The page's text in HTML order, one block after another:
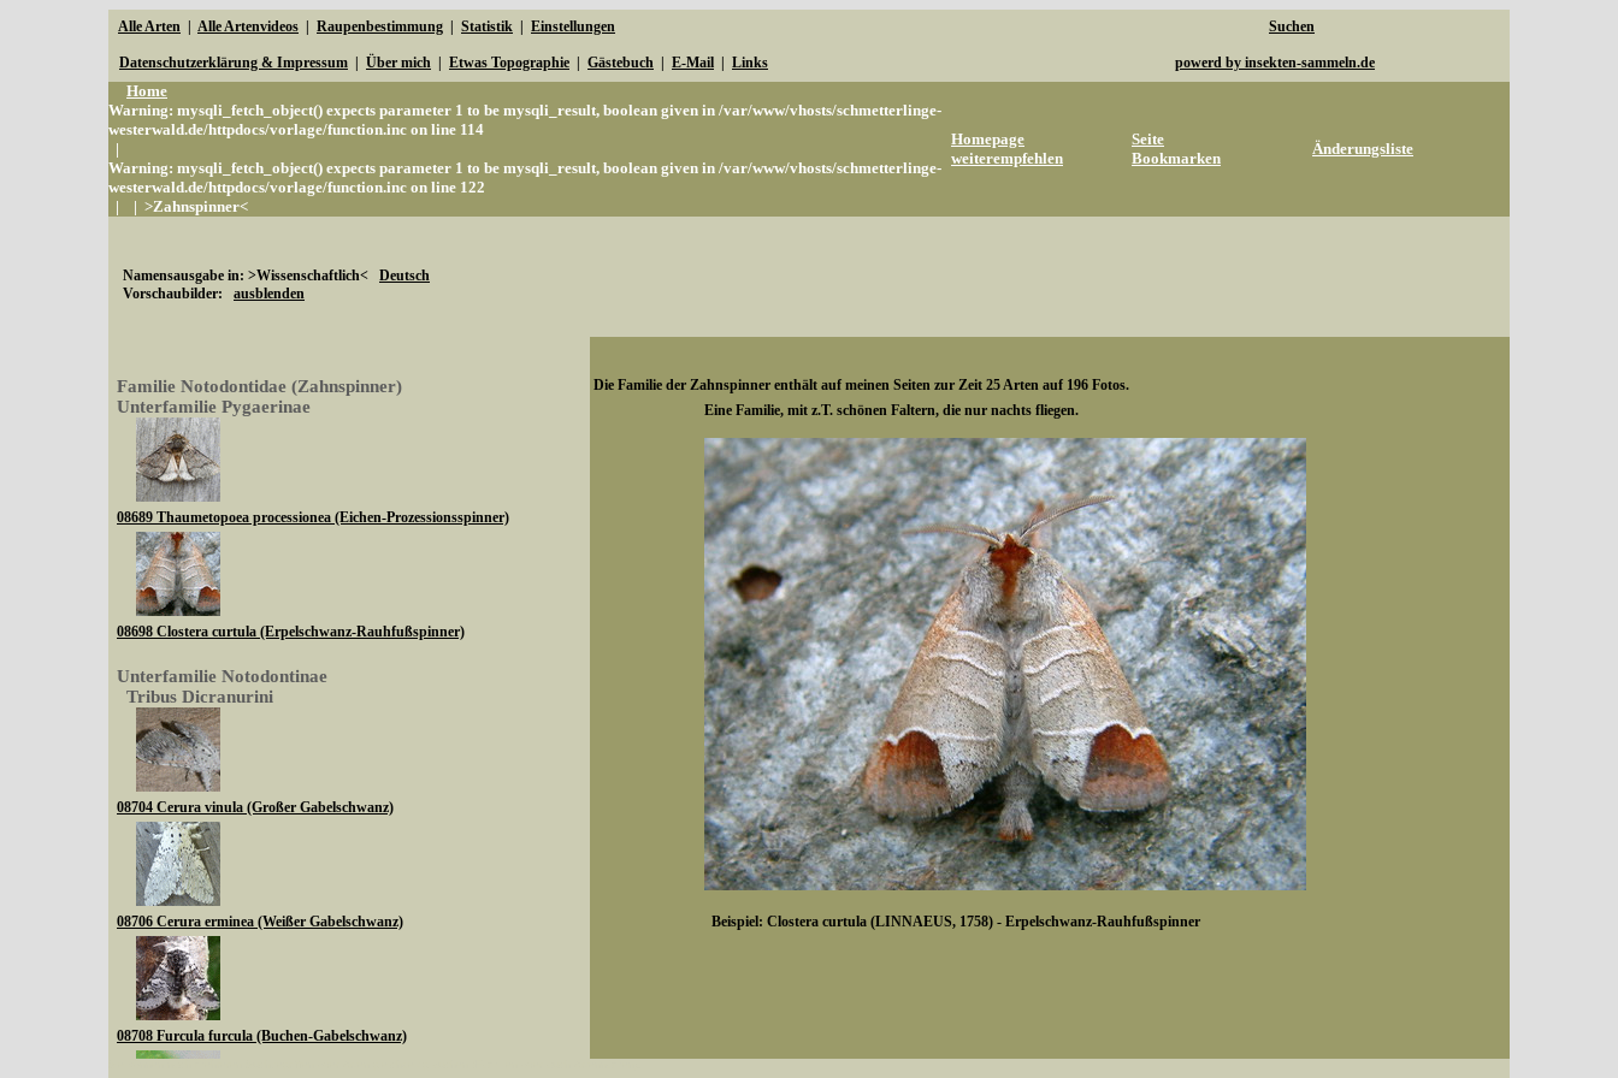
Alle Arten Alle Artenvideos Raupenbestimmung Statistik Einstellungen Suchen
Datenschutzerklärung & Impressum Über mich Etwas Topographie Gästebuch E-Mail Links powerd by insekten-sammeln.de
Home
Warning: mysqli_fetch_object() expects parameter 1 to be mysqli_result, boolean given in /var/www/vhosts/schmetterlinge-
westerwald.de/httpdocs/vorlage/function.inc on line 114
|
Warning: mysqli_fetch_object() expects parameter 1 to be mysqli_result, boolean given in /var/www/vhosts/schmetterlinge-
westerwald.de/httpdocs/vorlage/function.inc on line 122
|
| >Zahnspinner<
Homepage
weiterempfehlen
Seite
Bookmarken
Änderungsliste
Namensausgabe in: >Wissenschaftlich< Deutsch
Vorschaubilder: ausblenden
Familie Notodontidae (Zahnspinner)
Unterfamilie Pygaerinae
08689 Thaumetopoea processionea (Eichen-Prozessionsspinner)
08698 Clostera curtula (Erpelschwanz-Rauhfußspinner)
Unterfamilie Notodontinae
Tribus Dicranurini
08704 Cerura vinula (Großer Gabelschwanz)
08706 Cerura erminea (Weißer Gabelschwanz)
08708 Furcula furcula (Buchen-Gabelschwanz)
Die Familie der Zahnspinner enthält auf meinen Seiten zur Zeit 25 Arten auf 196 Fotos.
Eine Familie, mit z.T. schönen Faltern, die nur nachts fliegen.
Beispiel: Clostera curtula (LINNAEUS, 1758) - Erpelschwanz-Rauhfußspinner